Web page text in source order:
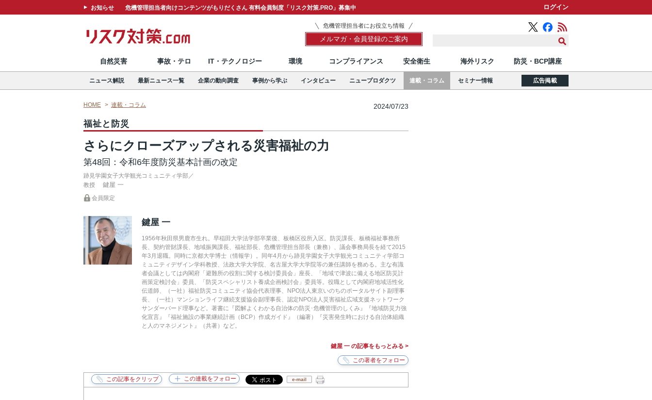
お知らせ 危機管理担当者向けコンテンツがもりだくさん 有料会員制度「リスク対策.PRO」募集中 ログイン
危機管理担当者にお役立ち情報
メルマガ・会員登録のご案内
自然災害 事故・テロ IT・テクノロジー 環境 コンプライアンス 安全衛生 海外リスク 防災・BCP講座
ニュース解説 最新ニュース一覧 企業の動向調査 事例から学ぶ インタビュー ニュープロダクツ 連載・コラム セミナー情報 広告掲載
HOME 連載・コラム 2024/07/23
福祉と防災
さらにクローズアップされる災害福祉の力
第48回：令和6年度防災基本計画の改定
跡見学園女子大学観光コミュニティ学部／
教授
鍵屋 一
会員限定
鍵屋 一
1956年秋田県男鹿市生れ。早稲田大学法学部卒業後、板橋区役所入区。防災課長、板橋福祉事務所
長、契約管財課長、地域振興課長、福祉部長、危機管理担当部長（兼務）、議会事務局長を経て2015
年3月退職。同時に京都大学博士（情報学）。同年4月から跡見学園女子大学観光コミュニティ学部コ
ミュニティデザイン学科教授、法政大学大学院、名古屋大学大学院等の兼任講師を務める。主な有識
者会議としては内閣府「避難所の役割に関する検討委員会」座長、「地域で津波に備える地区防災計
画策定検討会」委員、「防災スペシャリスト養成企画検討会」委員等。役職として内閣府地域活性化
伝道師、（一社）福祉防災コミュニティ協会代表理事、NPO法人東京いのちのポータルサイト副理事
長、（一社）マンションライフ継続支援協会副理事長、認定NPO法人災害福祉広域支援ネットワーク
サンダーバード理事など。著書に『図解よくわかる自治体の防災･危機管理のしくみ』『地域防災力強
化宣言』『福祉施設の事業継続計画（BCP）作成ガイド』（編著）『災害発生時における自治体組織
と人のマネジメント』（共著）など。
鍵屋 一 の記事をもっとみる >
e-mail